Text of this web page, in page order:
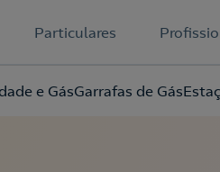
Particulares
e GásGarrafas de Gás